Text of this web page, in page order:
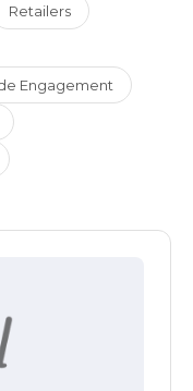
Retailers
Engagement